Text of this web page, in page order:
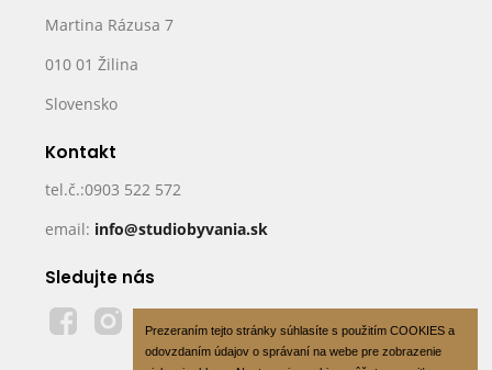
Prezeraním tejto stránky súhlasíte s použitím COOKIES a
odovzdaním údajov o správaní na webe pre zobrazenie
Martina Rázusa 7
010 01 Žilina
Slovensko
Kontakt
tel.č.:0903 522 572
email: info@studiobyvania.sk
Sledujte nás